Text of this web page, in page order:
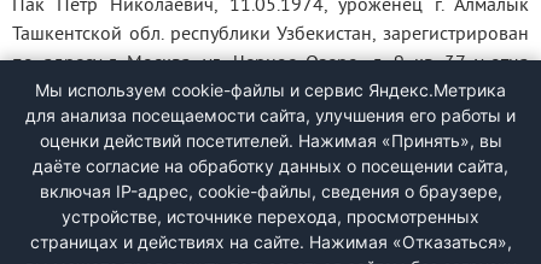
Пак Пётр Николаевич, 11.05.1974, уроженец г. Алмалык
Ташкентской обл. республики Узбекистан, зарегистрирован
по адресу г. Москва, ул. Черное Озеро, д. 9 кв. 37 у отца
Николая Петровича, который утверждает, что ему ничего не
известно о местонахождении сына. (ранее был
зарегистрирован по адресу г. ...
Мы используем cookie-файлы и сервис Яндекс.Метрика
для анализа посещаемости сайта, улучшения его работы и
оценки действий посетителей. Нажимая «Принять», вы
даёте согласие на обработку данных о посещении сайта,
включая IP-адрес, cookie-файлы, сведения о браузере,
устройстве, источнике перехода, просмотренных
страницах и действиях на сайте. Нажимая «Отказаться»,